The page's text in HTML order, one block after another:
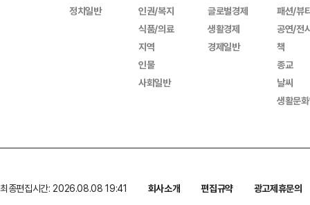
정치일반
인권/복지
식품/의료
지역
인물
사회일반
글로벌경제
생활경제
경제일반
패션/뷰
공연/전
책
종교
날씨
생활문
최종편집시간: 2026.08.08 19:41 회사소개 편집규약
광고제휴문의